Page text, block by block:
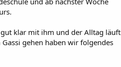
klar mit ihm und der Alltag läuft
gehen haben wir folgendes